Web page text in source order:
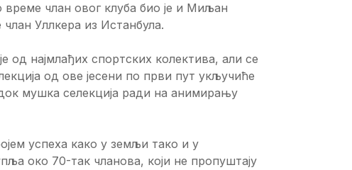
време члан овог клуба био је и Миљан
Уллкера из Истанбула.
од најмлађих спортских колектива, али се
од ове јесени по први пут укључиће
мушка селекција ради на анимирању
успеха како у земљи тако и у
око 70-так чланова, који не пропуштају